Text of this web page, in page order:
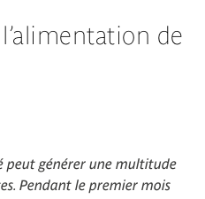
de
peut générer une multitude
Pendant le premier mois